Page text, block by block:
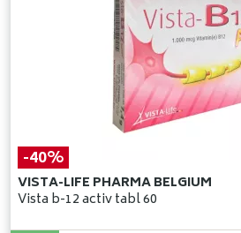
-40%
VISTA-LIFE PHARMA BELGIUM
Vista b-12 activ tabl 60